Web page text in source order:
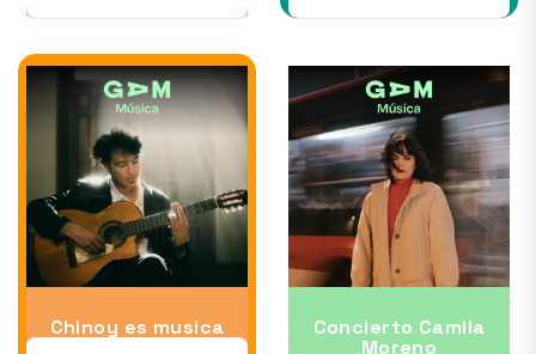
Chinoy es musica
Concierto Camila
Moreno